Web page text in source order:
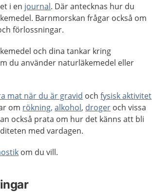
i en journal. Där antecknas hur du
Barnmorskan frågar också om
förlossningar.
och dina tankar kring
du använder naturläkemedel eller
mat när du är gravid ochfysisk aktivitet
om rökning, alkohol, droger och vissa
också prata om hur det känns att bli
med vardagen.
om du vill.